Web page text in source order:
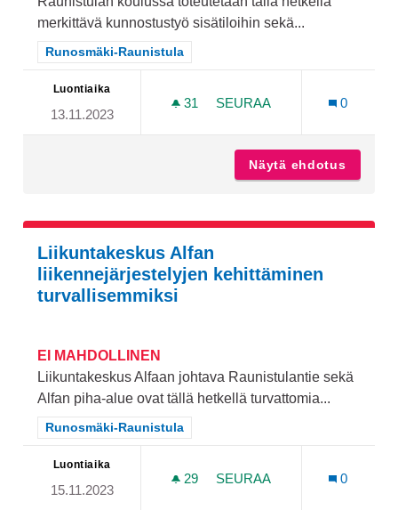
merkittävä kunnostustyö sisätiloihin sekä...
Rajaa tulokset teeman mukaan: Runosmäki-Raunistula
Runosmäki-Raunistula
Luontiaika
13.11.2023
31 31 SEURAAJAA
SEURAA
0
Näytä ehdotus
Liikuntakeskus Alfan
liikennejärjestelyjen kehittäminen
turvallisemmiksi
EI MAHDOLLINEN
Liikuntakeskus Alfaan johtava Raunistulantie sekä
Alfan piha-alue ovat tällä hetkellä turvattomia...
Rajaa tulokset teeman mukaan: Runosmäki-Raunistula
Runosmäki-Raunistula
Luontiaika
15.11.2023
29 29 SEURAAJAA
SEURAA
0